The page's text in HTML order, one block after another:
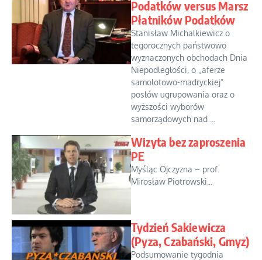
Podatków versus Marsz
Płatników Podatków
Stanisław Michalkiewicz o
tegorocznych państwowo
wyznaczonych obchodach Dnia
Niepodległości, o „aferze
samolotowo-madryckiej”
posłów ugrupowania oraz o
wyższości wyborów
samorządowych nad ...
Wizyta bez zaproszenia
PE
Myśląc Ojczyzna – prof.
Mirosław Piotrowski...
Tydzień Sakiewicza
(Pyza, Czabański, Gmyz)
Podsumowanie tygodnia